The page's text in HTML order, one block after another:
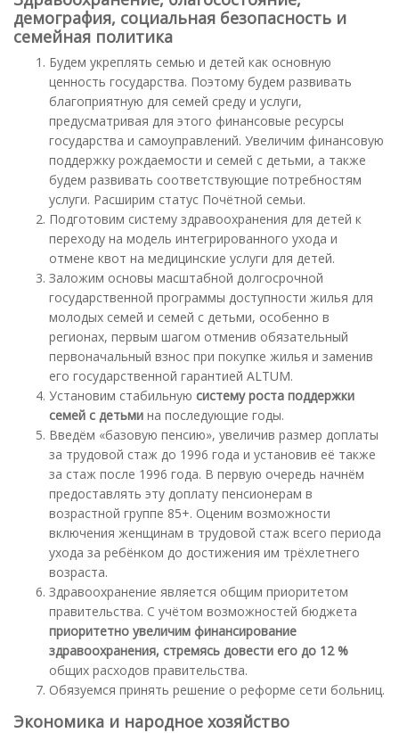
демография, социальная безопасность и
семейная политика
Будем укреплять семью и детей как основную
ценность государства. Поэтому будем развивать
благоприятную для семей среду и услуги,
предусматривая для этого финансовые ресурсы
государства и самоуправлений. Увеличим финансовую
поддержку рождаемости и семей с детьми, а также
будем развивать соответствующие потребностям
услуги. Расширим статус Почётной семьи.
Подготовим систему здравоохранения для детей к
переходу на модель интегрированного ухода и
отмене квот на медицинские услуги для детей.
Заложим основы масштабной долгосрочной
государственной программы доступности жилья для
молодых семей и семей с детьми, особенно в
регионах, первым шагом отменив обязательный
первоначальный взнос при покупке жилья и заменив
его государственной гарантией ALTUM.
Установим стабильную систему роста поддержки
семей с детьми на последующие годы.
Введём «базовую пенсию», увеличив размер доплаты
за трудовой стаж до 1996 года и установив её также
за стаж после 1996 года. В первую очередь начнём
предоставлять эту доплату пенсионерам в
возрастной группе 85+. Оценим возможности
включения женщинам в трудовой стаж всего периода
ухода за ребёнком до достижения им трёхлетнего
возраста.
Здравоохранение является общим приоритетом
правительства. С учётом возможностей бюджета
приоритетно увеличим финансирование
здравоохранения, стремясь довести его до 12 %
общих расходов правительства.
Обязуемся принять решение о реформе сети больниц.
Экономика и народное хозяйство